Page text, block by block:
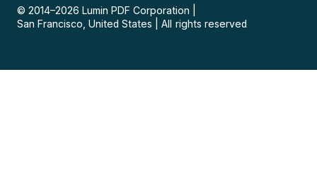
© 2014–2026 Lumin PDF Corporation
San Francisco, United States
All rights reserved